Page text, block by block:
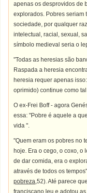
apenas os desprovidos de
explorados. Pobres seriam
sociedade, por qualquer
intelectual, racial, sexual,
símbolo medieval seria o
"Todas as heresias são
Raspada a heresia
heresia requer apenas
oprimido) continue como
O ex-Frei Boff - agora
essa: "Pobre é aquele a
vida ".
"Quem eram os pobres no
hoje. Era o cego, o coxo, o
de dar comida, era o
através de todos os
pobreza,52). Até parece
franciscano leu e adotou